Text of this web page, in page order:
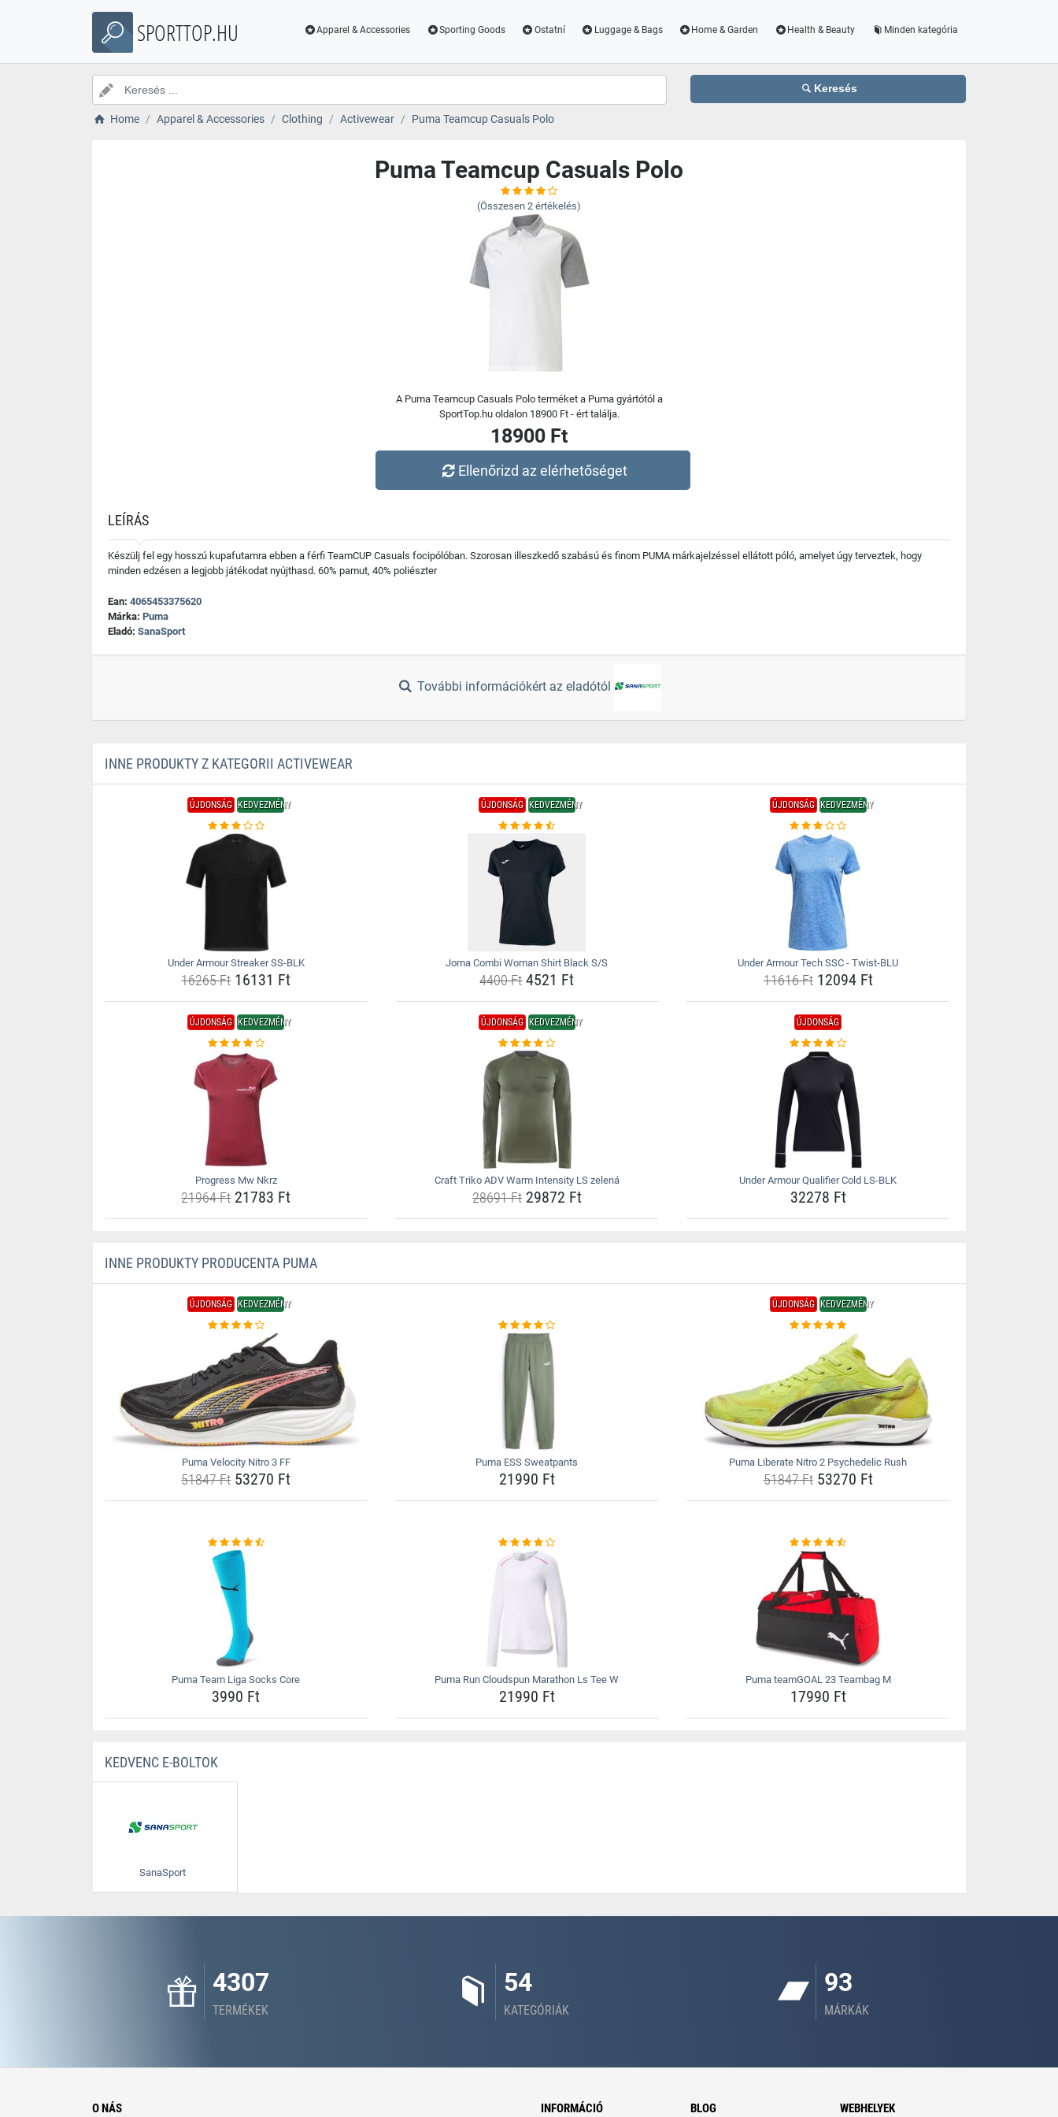
SPORTTOP.HU Apparel & Accessories Sporting Goods Ostatní Luggage & Bags Home & Garden Health & Beauty Minden kategória
Keresés
Home Apparel & Accessories Clothing Activewear Puma Teamcup Casuals Polo
Puma Teamcup Casuals Polo
(Összesen 2 értékelés)
A Puma Teamcup Casuals Polo terméket a Puma gyártótól a
SportTop.hu oldalon 18900 Ft - ért találja.
18900 Ft
Ellenőrizd az elérhetőséget
LEÍRÁS
Készülj fel egy hosszú kupafutamra ebben a férfi TeamCUP Casuals focipólóban. Szorosan illeszkedő szabású és finom PUMA márkajelzéssel ellátott póló, amelyet úgy terveztek, hogy
minden edzésen a legjobb játékodat nyújthasd. 60% pamut, 40% poliészter
Ean: 4065453375620
Márka: Puma
Eladó: SanaSport
További információkért az eladótól
INNE PRODUKTY Z KATEGORII ACTIVEWEAR
ÚJDONSÁG KEDVEZMÉNY
Under Armour Streaker SS-BLK
16265 Ft16131 Ft
ÚJDONSÁG KEDVEZMÉNY
Joma Combi Woman Shirt Black S/S
4400 Ft4521 Ft
ÚJDONSÁG KEDVEZMÉNY
Under Armour Tech SSC - Twist-BLU
11616 Ft12094 Ft
ÚJDONSÁG KEDVEZMÉNY
Progress Mw Nkrz
21964 Ft21783 Ft
ÚJDONSÁG KEDVEZMÉNY
Craft Triko ADV Warm Intensity LS zelená
28691 Ft29872 Ft
ÚJDONSÁG
Under Armour Qualifier Cold LS-BLK
32278 Ft
INNE PRODUKTY PRODUCENTA PUMA
ÚJDONSÁG KEDVEZMÉNY
Puma Velocity Nitro 3 FF
51847 Ft53270 Ft
Puma ESS Sweatpants
21990 Ft
ÚJDONSÁG KEDVEZMÉNY
Puma Liberate Nitro 2 Psychedelic Rush
51847 Ft53270 Ft
Puma Team Liga Socks Core
3990 Ft
Puma Run Cloudspun Marathon Ls Tee W
21990 Ft
Puma teamGOAL 23 Teambag M
17990 Ft
KEDVENC E-BOLTOK
SanaSport
4307
TERMÉKEK
54
KATEGÓRIÁK
93
MÁRKÁK
O NÁS INFORMÁCIÓ BLOG WEBHELYEK